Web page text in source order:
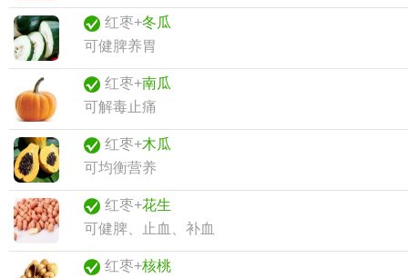
红枣+冬瓜
可健脾养胃
红枣+南瓜
可解毒止痛
红枣+木瓜
可均衡营养
红枣+花生
可健脾、止血、补血
红枣+核桃